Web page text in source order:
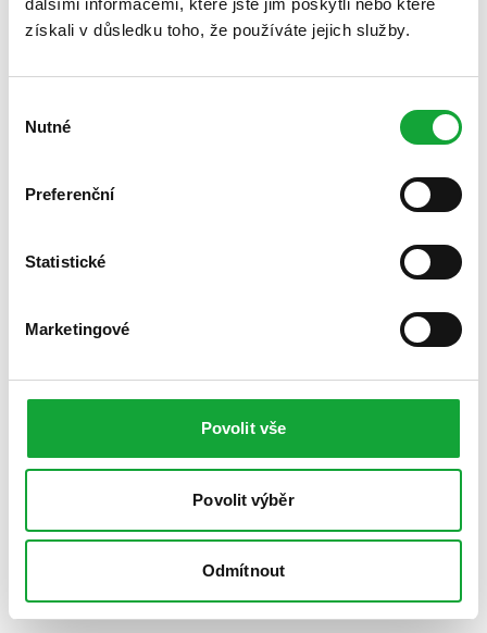
dalšími informacemi, které jste jim poskytli nebo které
získali v důsledku toho, že používáte jejich služby.
souhlasu
Nutné
Preferenční
Statistické
Marketingové
Povolit vše
Povolit výběr
Odmítnout